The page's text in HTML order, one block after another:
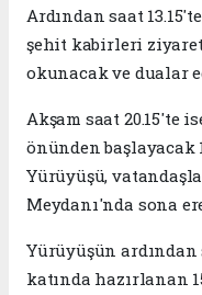
Ardından saat
şehit kabirleri
okunacak ve dualar
Akşam saat 20.15'te
önünden
Yürüyüşü,
Meydanı'nda sona
Yürüyüşün ardından
katında hazırlanan